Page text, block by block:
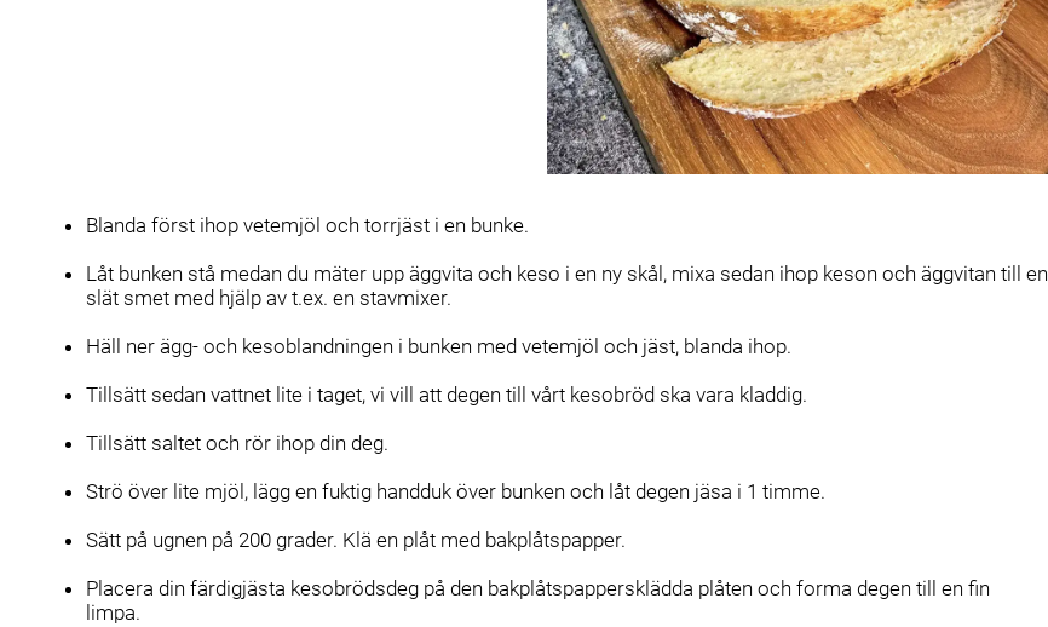
Blanda först ihop vetemjöl och torrjäst i en bunke.
Låt bunken stå medan du mäter upp äggvita och keso i en ny skål, mixa sedan ihop keson och äggvitan till en
slät smet med hjälp av t.ex. en stavmixer.
Häll ner ägg- och kesoblandningen i bunken med vetemjöl och jäst, blanda ihop.
Tillsätt sedan vattnet lite i taget, vi vill att degen till vårt kesobröd ska vara kladdig.
Tillsätt saltet och rör ihop din deg.
Strö över lite mjöl, lägg en fuktig handduk över bunken och låt degen jäsa i 1 timme.
Sätt på ugnen på 200 grader. Klä en plåt med bakplåtspapper.
Placera din färdigjästa kesobrödsdeg på den bakplåtspappersklädda plåten och forma degen till en fin
limpa.